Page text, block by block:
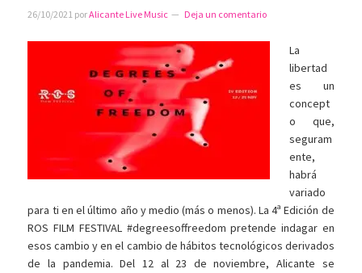
26/10/2021 porAlicante Live Music Deja un comentario
La
libertad
es un
concept
o que,
seguram
ente,
habrá
variado
para ti en el último año y medio (más o menos). La 4ª Edición de
ROS FILM FESTIVAL #degreesoffreedom pretende indagar en
esos cambio y en el cambio de hábitos tecnológicos derivados
de la pandemia. Del 12 al 23 de noviembre, Alicante se